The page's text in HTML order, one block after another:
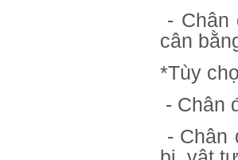
- Chân
cân
*Tùy
- Chân
- Chân